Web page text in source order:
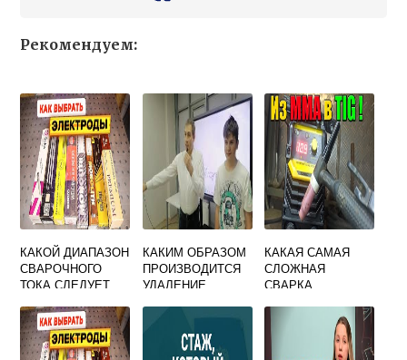
Рекомендуем:
КАКОЙ ДИАПАЗОН
СВАРОЧНОГО
ТОКА СЛЕДУЕТ
ДЛЯ ПРИХВАТКИ
ЭЛЕКТРОДОМ
ДИАМЕТР 4 ММ
КАКИМ ОБРАЗОМ
ПРОИЗВОДИТСЯ
УДАЛЕНИЕ
ПЛАНОК ПОСЛЕ
ОКОНЧАНИЯ
СВАРКИ
КАКАЯ САМАЯ
СЛОЖНАЯ
СВАРКА